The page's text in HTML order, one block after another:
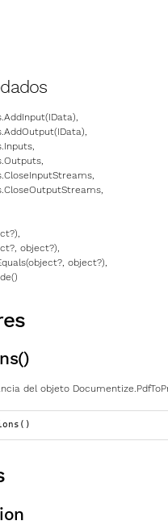
,
,
,
,
,
,
,
object?),
object?),
del objeto
()